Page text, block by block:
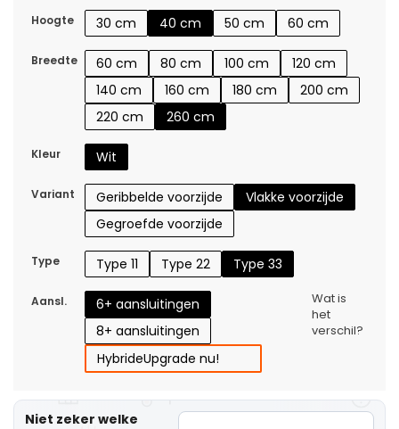
Hoogte
30 cm 40 cm 50 cm 60 cm
Breedte 60 cm 80 cm 100 cm
120 cm
140 cm
160 cm 180 cm
200 cm
220 cm
260 cm
Kleur Wit
Variant Geribbelde voorzijde
Vlakke voorzijde
Gegroefde voorzijde
Type Type 11 Type 22 Type 33
Aansl.
6+ aansluitingen
8+ aansluitingen
HybrideUpgrade nu!
Wat is
het
verschil?
Niet zeker welke